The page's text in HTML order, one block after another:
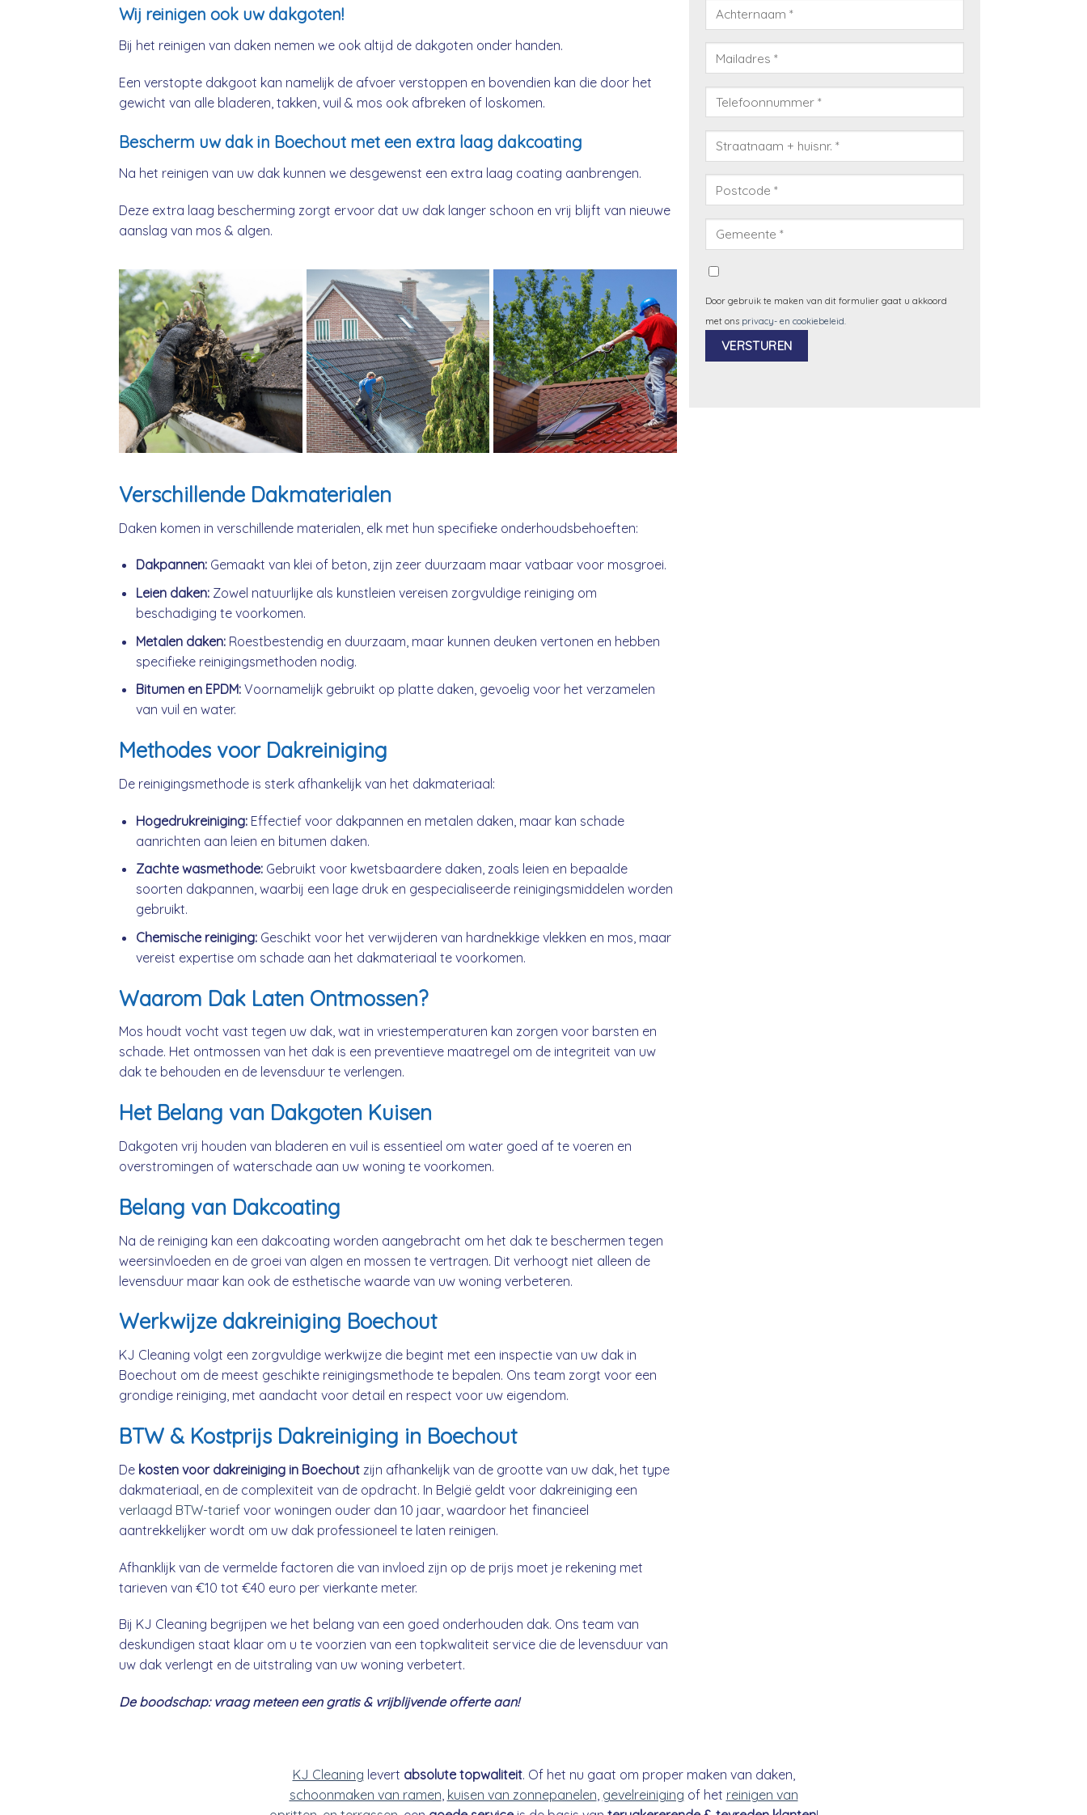
Wij reinigen ook uw dakgoten!
Bij het reinigen van daken nemen we ook altijd de dakgoten onder handen.
Een verstopte dakgoot kan namelijk de afvoer verstoppen en bovendien kan die door het
gewicht van alle bladeren, takken, vuil & mos ook afbreken of loskomen.
Bescherm uw dak in Boechout met een extra laag dakcoating
Na het reinigen van uw dak kunnen we desgewenst een extra laag coating aanbrengen.
Deze extra laag bescherming zorgt ervoor dat uw dak langer schoon en vrij blijft van nieuwe
aanslag van mos & algen.
Verschillende Dakmaterialen
Daken komen in verschillende materialen, elk met hun specifieke onderhoudsbehoeften:
Dakpannen:Gemaakt van klei of beton, zijn zeer duurzaam maar vatbaar voor mosgroei.
Leien daken:Zowel natuurlijke als kunstleien vereisen zorgvuldige reiniging om
beschadiging te voorkomen.
Metalen daken:Roestbestendig en duurzaam, maar kunnen deuken vertonen en hebben
specifieke reinigingsmethoden nodig.
Bitumen en EPDM:Voornamelijk gebruikt op platte daken, gevoelig voor het verzamelen
van vuil en water.
Methodes voor Dakreiniging
De reinigingsmethode is sterk afhankelijk van het dakmateriaal:
Hogedrukreiniging:Effectief voor dakpannen en metalen daken, maar kan schade
aanrichten aan leien en bitumen daken.
Zachte wasmethode:Gebruikt voor kwetsbaardere daken, zoals leien en bepaalde
soorten dakpannen, waarbij een lage druk en gespecialiseerde reinigingsmiddelen worden
gebruikt.
Chemische reiniging:Geschikt voor het verwijderen van hardnekkige vlekken en mos, maar
vereist expertise om schade aan het dakmateriaal te voorkomen.
Waarom Dak Laten Ontmossen?
Mos houdt vocht vast tegen uw dak, wat in vriestemperaturen kan zorgen voor barsten en
schade. Het ontmossen van het dak is een preventieve maatregel om de integriteit van uw
dak te behouden en de levensduur te verlengen.
Het Belang van Dakgoten Kuisen
Dakgoten vrij houden van bladeren en vuil is essentieel om water goed af te voeren en
overstromingen of waterschade aan uw woning te voorkomen.
Belang van Dakcoating
Na de reiniging kan een dakcoating worden aangebracht om het dak te beschermen tegen
weersinvloeden en de groei van algen en mossen te vertragen. Dit verhoogt niet alleen de
levensduur maar kan ook de esthetische waarde van uw woning verbeteren.
Werkwijze dakreiniging Boechout
KJ Cleaning volgt een zorgvuldige werkwijze die begint met een inspectie van uw dak in
Boechout om de meest geschikte reinigingsmethode te bepalen. Ons team zorgt voor een
grondige reiniging, met aandacht voor detail en respect voor uw eigendom.
BTW & Kostprijs Dakreiniging in Boechout
De kosten voor dakreiniging in Boechout zijn afhankelijk van de grootte van uw dak, het type
dakmateriaal, en de complexiteit van de opdracht. In België geldt voor dakreiniging een
verlaagd BTW-tarief voor woningen ouder dan 10 jaar, waardoor het financieel
aantrekkelijker wordt om uw dak professioneel te laten reinigen.
Afhanklijk van de vermelde factoren die van invloed zijn op de prijs moet je rekening met
tarieven van €10 tot €40 euro per vierkante meter.
Bij KJ Cleaning begrijpen we het belang van een goed onderhouden dak. Ons team van
deskundigen staat klaar om u te voorzien van een topkwaliteit service die de levensduur van
uw dak verlengt en de uitstraling van uw woning verbetert.
De boodschap: vraag meteen een gratis & vrijblijvende offerte aan!
Door gebruik te maken van dit formulier gaat u akkoord
met ons privacy- en cookiebeleid.
KJ Cleaning levert absolute topwaliteit. Of het nu gaat om proper maken van daken,
schoonmaken van ramen, kuisen van zonnepanelen, gevelreiniging of het reinigen van